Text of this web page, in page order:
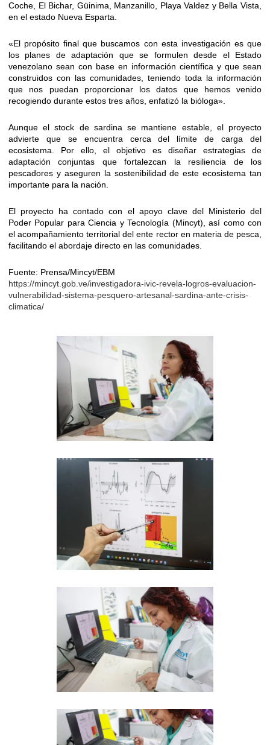
Coche, El Bichar, Güinima, Manzanillo, Playa Valdez y Bella Vista,
en el estado Nueva Esparta.
«El propósito final que buscamos con esta investigación es que
los planes de adaptación que se formulen desde el Estado
venezolano sean con base en información científica y que sean
construidos con las comunidades, teniendo toda la información
que nos puedan proporcionar los datos que hemos venido
recogiendo durante estos tres años, enfatizó la bióloga».
Aunque el stock de sardina se mantiene estable, el proyecto
advierte que se encuentra cerca del límite de carga del
ecosistema. Por ello, el objetivo es diseñar estrategias de
adaptación conjuntas que fortalezcan la resiliencia de los
pescadores y aseguren la sostenibilidad de este ecosistema tan
importante para la nación.
El proyecto ha contado con el apoyo clave del Ministerio del
Poder Popular para Ciencia y Tecnología (Mincyt), así como con
el acompañamiento territorial del ente rector en materia de pesca,
facilitando el abordaje directo en las comunidades.
Fuente: Prensa/Mincyt/EBM
https://mincyt.gob.ve/investigadora-ivic-revela-logros-evaluacion-
vulnerabilidad-sistema-pesquero-artesanal-sardina-ante-crisis-
climatica/